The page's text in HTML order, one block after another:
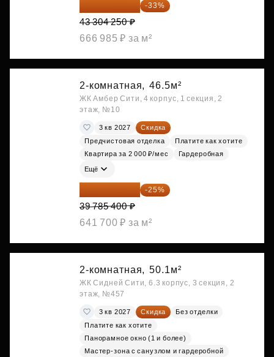
29 013 848 ₽ -33%
43 304 250 ₽
666 985 ₽ за м²
2-комнатная, 46.5м²
ЖК Амбер Сити, 4 корпус, 1 секция, 2
этаж, №10
3 кв 2027
Скидка
Предчистовая отделка
Платите как хотите
Квартира за 2 000 ₽/мес
Гардеробная
Ещё
29 839 050 ₽ -25%
39 785 400 ₽
641 700 ₽ за м²
2-комнатная, 50.1м²
ЖК Сидней Сити, 6.3 корпус, 3 секция, 2
этаж, №457
3 кв 2027 Скидка
Без отделки
Платите как хотите
Панорамное окно (1 и более)
Мастер-зона с санузлом и гардеробной